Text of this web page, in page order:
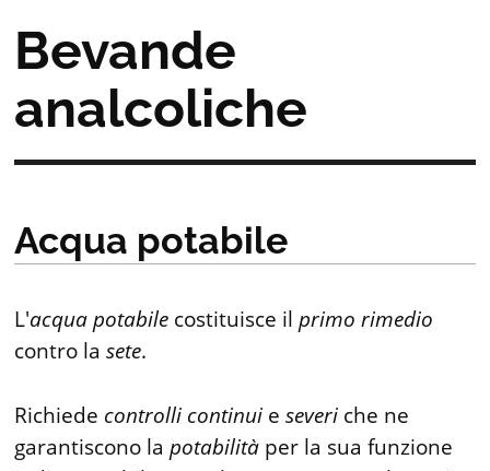
Bevande
analcoliche
Acqua potabile
L'acqua potabile costituisce ilprimo rimedio
contro lasete.
Richiede controlli continui eseveri che ne
garantiscono lapotabilità per la sua funzione